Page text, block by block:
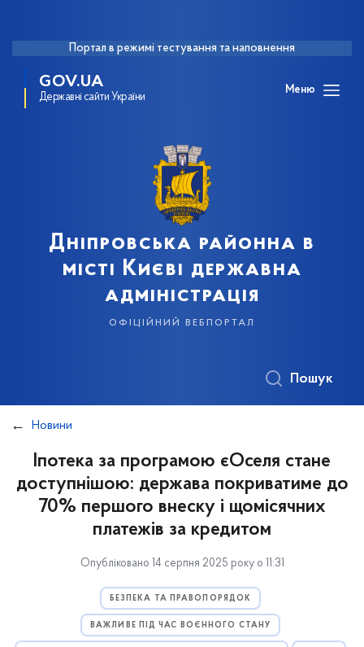
Портал в режимі тестування та наповнення
GOV.UA
Державні сайти України
Меню
Дніпровська районна в
місті Києві державна
адміністрація
офіційний вебпортал
Пошук
Новини
Іпотека за програмою єОселя стане
доступнішою: держава покриватиме до
70% першого внеску і щомісячних
платежів за кредитом
Опубліковано 14 серпня 2025 року о 11:31
БЕЗПЕКА ТА ПРАВОПОРЯДОК
ВАЖЛИВЕ ПІД ЧАС ВОЄННОГО СТАНУ